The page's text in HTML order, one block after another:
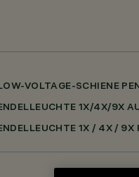
VOLTAGE-SCHIENE
1X/4X/9X
1X / 4X / 9X